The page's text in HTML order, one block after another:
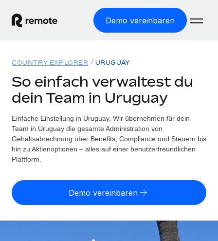
Demo vereinbaren
WELTWEITE BESCHÄFTIGUNG
Globale Payroll
Einfache, rechtssicher Payroll
Employer of Record
Weltweites Wachstum ohne Kosten für Niederlassungen
Contractor of Record
Rechtssichere, weltweite Arbeit mit Freelancer:innen
Globales Onboarding und Verwalten von
Lösungen
WELTWEITE ABDECKUNG
Country Explorer
Länderspezifische Unterstützung bei der Einstellung
Einfache Einstellung in allen US-Bundesstaaten
Ressourcen
TOOLS UND RECHNER
Scheinselbstständigkeitsrisiko berechnen
Personalkostenrechner
Preise
COUNTRY EXPLORER URUGUAY
So einfach verwaltest du
dein Team in Uruguay
Einfache Einstellung in Uruguay. Wir übernehmen für dein
Team in Uruguay die gesamte Administration von
Gehaltsabrechnung über Benefits, Compliance und Steuern bis
hin zu Aktienoptionen – alles auf einer benutzerfreundlichen
Plattform.
Demo vereinbaren